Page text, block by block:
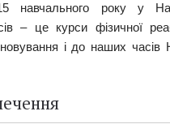
навчального року у
– це курси фізичної
і до наших